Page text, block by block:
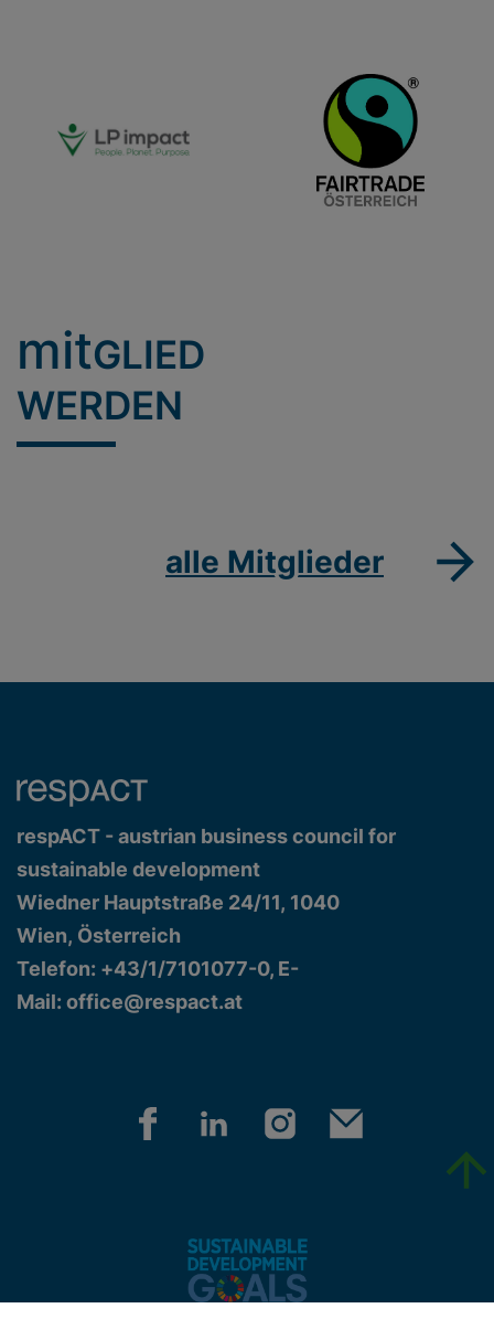
mitGLIED
WERDEN
alle Mitglieder
respACT - austrian business council for
sustainable development
Wiedner Hauptstraße 24/11, 1040
Wien, Österreich
Telefon: +43/1/7101077-0, E-
Mail: office@respact.at